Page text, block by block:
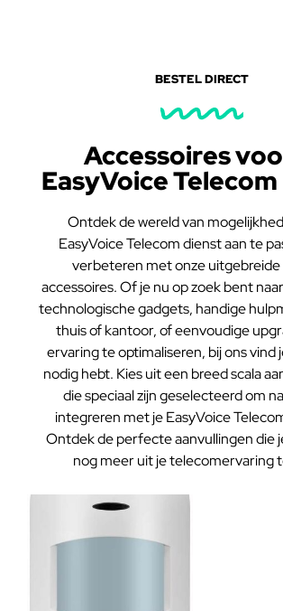
BESTEL DIRECT
Accessoires
EasyVoice
Ontdek de wereld van
EasyVoice Telecom dienst aan te
verbeteren met onze
accessoires. Of je nu op zoek bent
technologische gadgets, handige
thuis of kantoor, of eenvoudige
ervaring te optimaliseren, bij ons vind
nodig hebt. Kies uit een breed scala
die speciaal zijn geselecteerd om
integreren met je EasyVoice
Ontdek de perfecte aanvullingen die
nog meer uit je telecomervaring